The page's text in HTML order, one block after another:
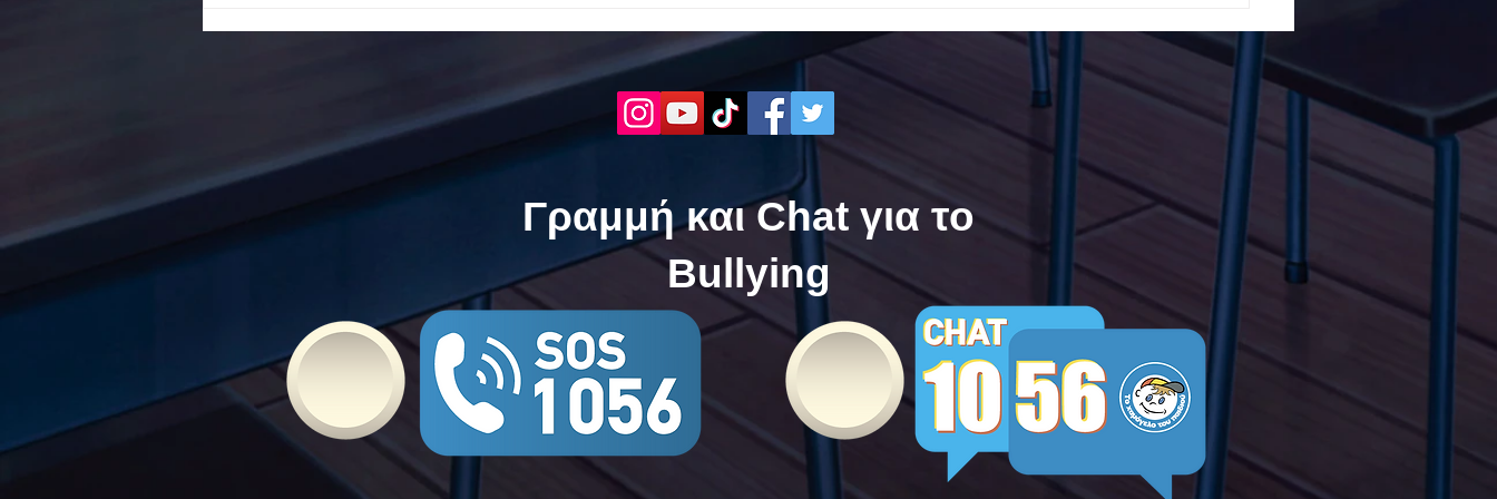
δυνάμεις τους ενάντια στο
Τώρα. Με σύνθημα "Μίλα
Τώρα" όλα τα σχολεία της
Ελλάδας ενώνουν τις
δυνάμεις τους ενάντια στο
| Μίλα Τώρα. Με σύνθημα
"Μίλα Τώρα" όλα τα σχολεία
της Ελλάδας ενώνουν τις
Bullying
Γραμμή και Chat για το
Bullying